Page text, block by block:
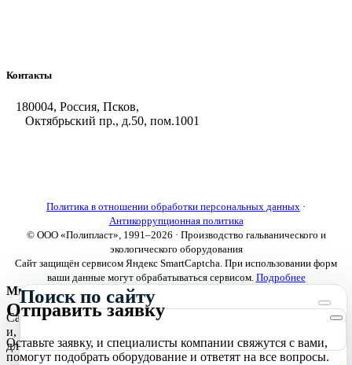
Контакты
180004, Россия, Псков,
Октябрьский пр., д.50, пом.1001
Политика в отношении обработки персональных данных ·
Антикоррупционная политика
© ООО «Полипласт», 1991–2026 · Производство гальванического и
экологического оборудования
Сайт защищён сервисом Яндекс SmartCaptcha. При использовании форм
ваши данные могут обрабатываться сервисом. Подробнее
Поиск по сайту
Отправить заявку
Оставьте заявку, и специалисты компании свяжутся с вами,
помогут подобрать оборудование и ответят на все вопросы.
Мы используем cookies
Сайт использует необходимые cookies для корректной работы
и, с вашего согласия, аналитические cookies Яндекс.Метрики
для улучшения сайта.Подробнее